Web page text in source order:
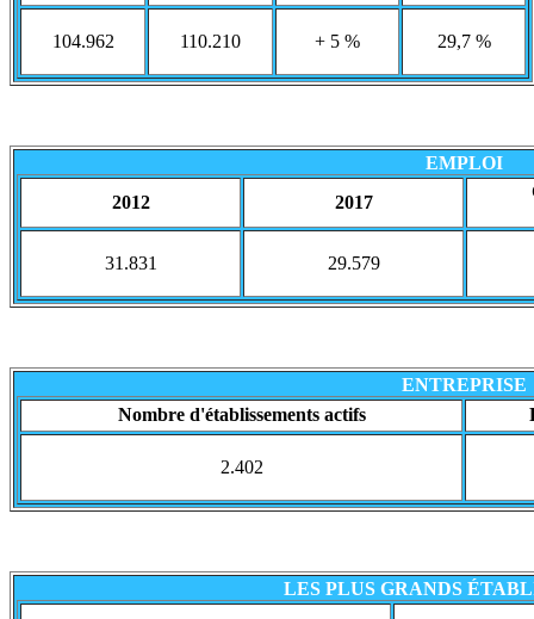
104.962 110.210 + 5 % 29,7 %
EMPLOI
2012
2017
31.831 29.579
ENTREPRISE
Nombre d'établissements actifs
2.402
LES PLUS GRANDS